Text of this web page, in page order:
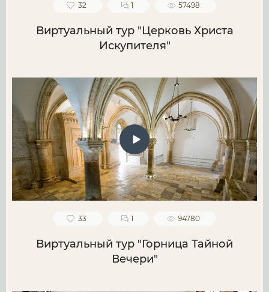
32 1 57498
Виртуальный тур "Церковь Христа
Искупителя"
33 1 94780
Виртуальный тур "Горница Тайной
Вечери"